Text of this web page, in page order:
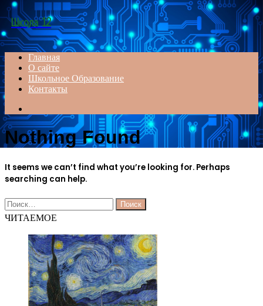
Menu
Школа 12
Главная
О сайте
Школьное Образование
Контакты
for
Nothing Found
It seems we can’t find what you’re looking for. Perhaps
searching can help.
Найти:
ЧИТАЕМОЕ